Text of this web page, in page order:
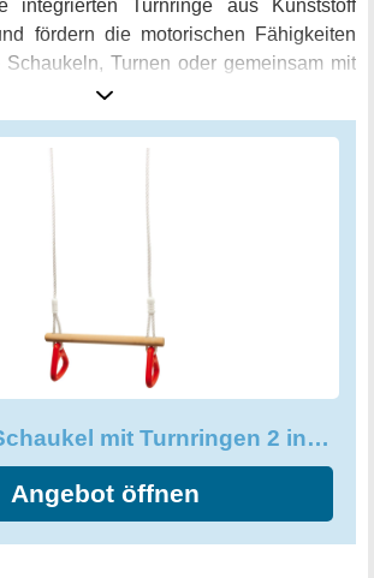
integrierten Turnringe aus Kunststoff
fördern die motorischen Fähigkeiten
Schaukeln, Turnen oder gemeinsam mit
- diese Schaukel bietet Ihnen dreifachen
somit ein unverzichtbares Zubehör im
Mit ihrem leuchtenden Rot
small foot Schaukel mit Turnringen 2 in 1, Kinderschaukel aus Holz
Angebot öffnen